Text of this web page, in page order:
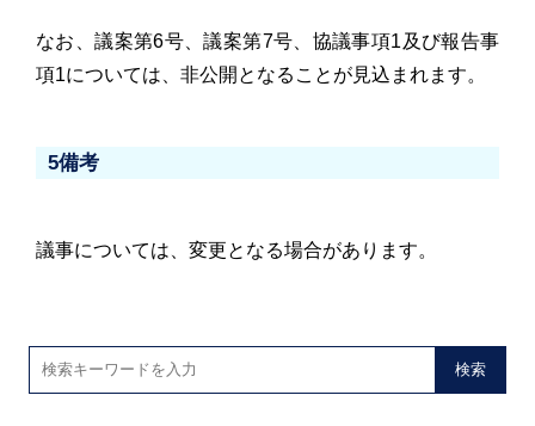
なお、議案第6号、議案第7号、協議事項1及び報告事
項1については、非公開となることが見込まれます。
5備考
議事については、変更となる場合があります。
検索